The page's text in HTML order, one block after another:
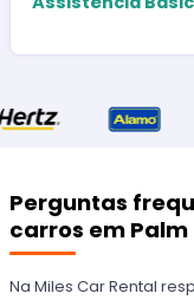
Perguntas
carros em Palm
Na Miles Car Rental